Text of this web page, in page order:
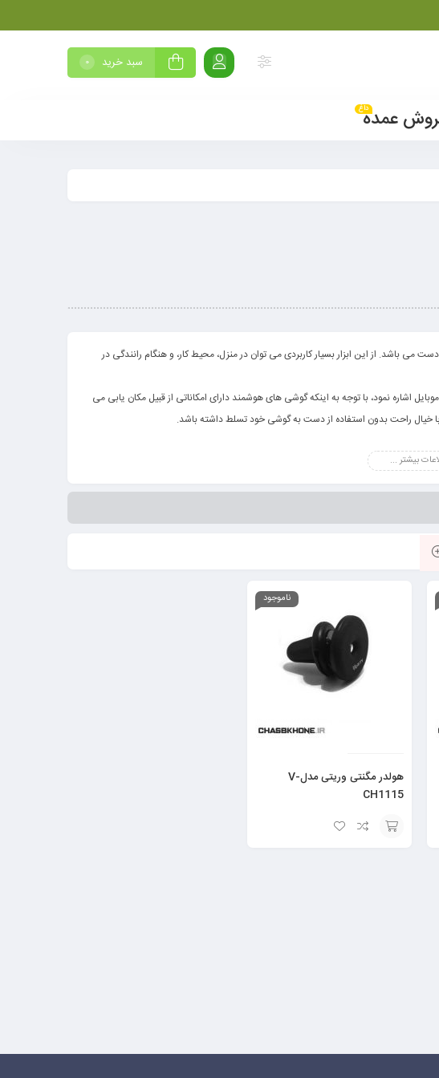
سبد خرید 0
عمدهداغ
باشد. از این ابزار بسیار کاربردی می توان در منزل، محیط کار، و هنگام رانندگی در
اشاره نمود، با توجه به اینکه گوشی های هوشمند دارای امکاناتی از قبیل مکان یابی می
با خیال راحت بدون استفاده از دست به گوشی خود تسلط داشته باشد.
بیشتر ...
ناموجود
هولدر مگنتی وریتی مدلV-
CH1115